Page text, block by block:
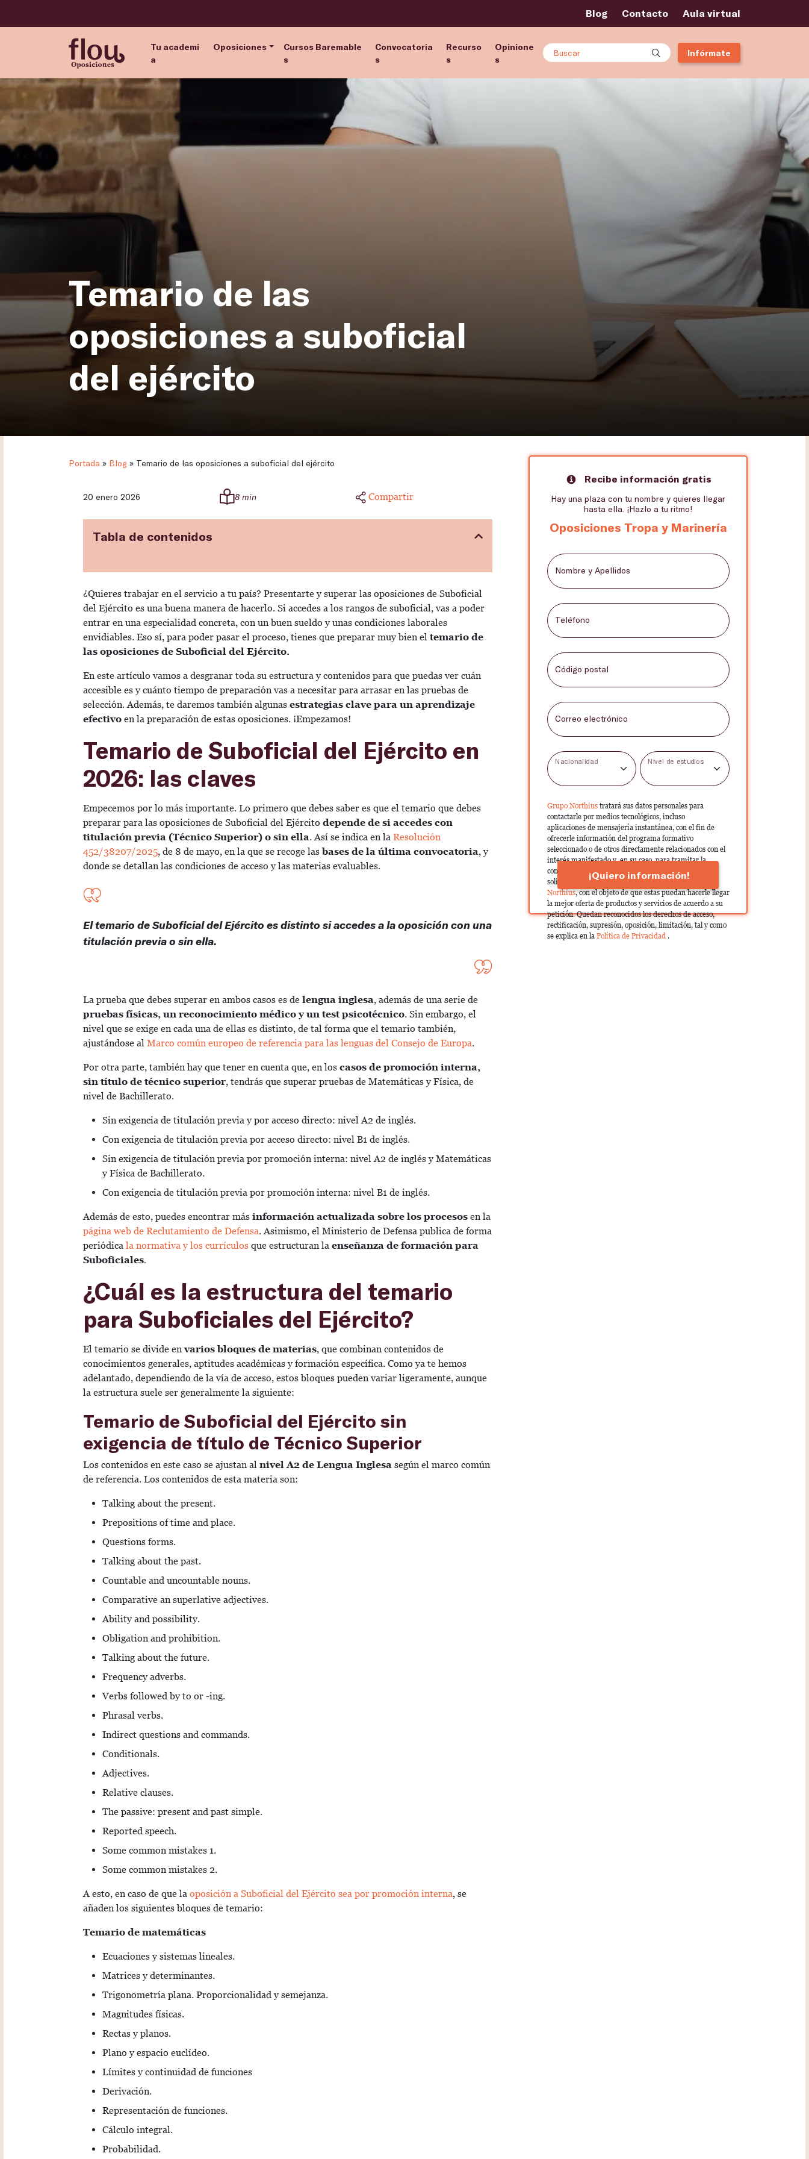
Blog Contacto Aula virtual
Tu academi
a
Oposiciones
Cursos Baremable
s
Convocatoria
s
Recurso
s
Opinione
s
Buscar Infórmate
Temario de las
oposiciones a suboficial
del ejército
Portada » Blog » Temario de las oposiciones a suboficial del ejército
20 enero 2026 8 min Compartir
Tabla de contenidos
¿Quieres trabajar en el servicio a tu país? Presentarte y superar las oposiciones de Suboficial
del Ejército es una buena manera de hacerlo. Si accedes a los rangos de suboficial, vas a poder
entrar en una especialidad concreta, con un buen sueldo y unas condiciones laborales
envidiables. Eso sí, para poder pasar el proceso, tienes que preparar muy bien el temario de
las oposiciones de Suboficial del Ejército.
En este artículo vamos a desgranar toda su estructura y contenidos para que puedas ver cuán
accesible es y cuánto tiempo de preparación vas a necesitar para arrasar en las pruebas de
selección. Además, te daremos también algunas estrategias clave para un aprendizaje
efectivo en la preparación de estas oposiciones. ¡Empezamos!
Temario de Suboficial del Ejército en
2026: las claves
Empecemos por lo más importante. Lo primero que debes saber es que el temario que debes
preparar para las oposiciones de Suboficial del Ejército depende de si accedes con
titulación previa (Técnico Superior) o sin ella. Así se indica en la Resolución
452/38207/2025, de 8 de mayo, en la que se recoge lasbases de la última convocatoria, y
donde se detallan las condiciones de acceso y las materias evaluables.
El temario de Suboficial del Ejército es distinto si accedes a la oposición con una
titulación previa o sin ella.
La prueba que debes superar en ambos casos es de lengua inglesa, además de una serie de
pruebas físicas, un reconocimiento médico y un test psicotécnico. Sin embargo, el
nivel que se exige en cada una de ellas es distinto, de tal forma que el temario también,
ajustándose al Marco común europeo de referencia para las lenguas del Consejo de Europa.
Por otra parte, también hay que tener en cuenta que, en los casos de promoción interna,
sin título de técnico superior, tendrás que superar pruebas de Matemáticas y Física, de
nivel de Bachillerato.
Sin exigencia de titulación previa y por acceso directo: nivel A2 de inglés.
Con exigencia de titulación previa por acceso directo: nivel B1 de inglés.
Sin exigencia de titulación previa por promoción interna: nivel A2 de inglés y Matemáticas
y Física de Bachillerato.
Con exigencia de titulación previa por promoción interna: nivel B1 de inglés.
Además de esto, puedes encontrar más información actualizada sobre los procesos en la
página web de Reclutamiento de Defensa. Asimismo, el Ministerio de Defensa publica de forma
periódica la normativa y los currículos que estructuran la enseñanza de formación para
Suboficiales.
¿Cuál es la estructura del temario
para Suboficiales del Ejército?
El temario se divide envarios bloques de materias, que combinan contenidos de
conocimientos generales, aptitudes académicas y formación específica. Como ya te hemos
adelantado, dependiendo de la vía de acceso, estos bloques pueden variar ligeramente, aunque
la estructura suele ser generalmente la siguiente:
Temario de Suboficial del Ejército sin
exigencia de título de Técnico Superior
Los contenidos en este caso se ajustan al nivel A2 de Lengua Inglesa según el marco común
de referencia. Los contenidos de esta materia son:
Talking about the present.
Prepositions of time and place.
Questions forms.
Talking about the past.
Countable and uncountable nouns.
Comparative an superlative adjectives.
Ability and possibility.
Obligation and prohibition.
Talking about the future.
Frequency adverbs.
Verbs followed by to or -ing.
Phrasal verbs.
Indirect questions and commands.
Conditionals.
Adjectives.
Relative clauses.
The passive: present and past simple.
Reported speech.
Some common mistakes 1.
Some common mistakes 2.
A esto, en caso de que la oposición a Suboficial del Ejército sea por promoción interna, se
añaden los siguientes bloques de temario:
Temario de matemáticas
Ecuaciones y sistemas lineales.
Matrices y determinantes.
Trigonometría plana. Proporcionalidad y semejanza.
Magnitudes físicas.
Rectas y planos.
Plano y espacio euclídeo.
Límites y continuidad de funciones
Derivación.
Representación de funciones.
Cálculo integral.
Probabilidad.
Recibe información gratis
Hay una plaza con tu nombre y quieres llegar
hasta ella. ¡Hazlo a tu ritmo!
Oposiciones Tropa y Marinería
Nombre y Apellidos
Teléfono
Código postal
Correo electrónico
Nacionalidad Nivel de estudios
Grupo Northius tratará sus datos personales para
contactarle por medios tecnológicos, incluso
aplicaciones de mensajería instantánea, con el fin de
ofrecerle información del programa formativo
seleccionado o de otros directamente relacionados con el
interés manifestado y, en su caso, para tramitar la
contratación correspondiente. Compartiremos su
solicitud con las empresas que conforman elGrupo
Northius, con el objeto de que estas puedan hacerle llegar
la mejor oferta de productos y servicios de acuerdo a su
petición. Quedan reconocidos los derechos de acceso,
rectificación, supresión, oposición, limitación, tal y como
se explica en la Política de Privacidad .
¡Quiero información!